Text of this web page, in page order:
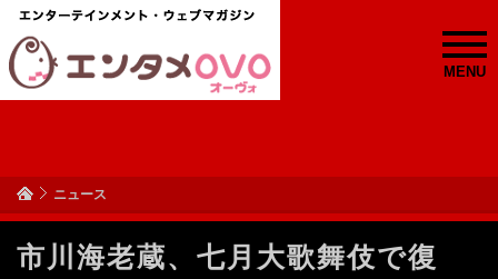
MENU
ニュース
市川海老蔵、七月大歌舞伎で復